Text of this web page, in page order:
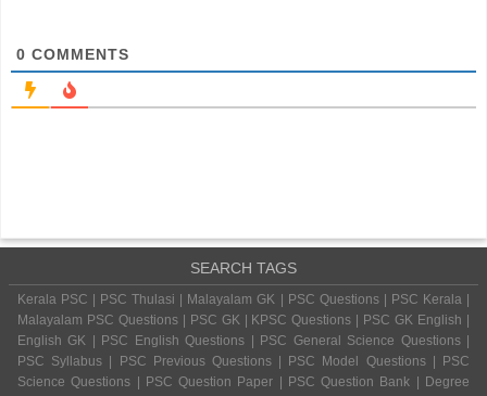
0 COMMENTS
SEARCH TAGS
Kerala PSC | PSC Thulasi | Malayalam GK | PSC Questions | PSC Kerala |
Malayalam PSC Questions | PSC GK | KPSC Questions | PSC GK English |
English GK | PSC English Questions | PSC General Science Questions |
PSC Syllabus | PSC Previous Questions | PSC Model Questions | PSC
Science Questions | PSC Question Paper | PSC Question Bank | Degree